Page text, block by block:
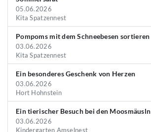
05.06.2026
Kita Spatzennest
Pompoms mit dem Schneebesen sortieren
03.06.2026
Kita Spatzennest
Ein besonderes Geschenk von Herzen
03.06.2026
Hort Hohnstein
Ein tierischer Besuch bei den Moosmäusln
03.06.2026
Kindergarten Amselnest